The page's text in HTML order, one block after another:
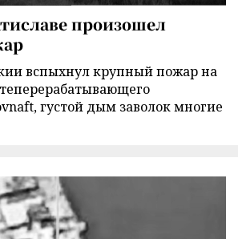
произошел
вспыхнул крупный пожар на
густой дым заволок многие